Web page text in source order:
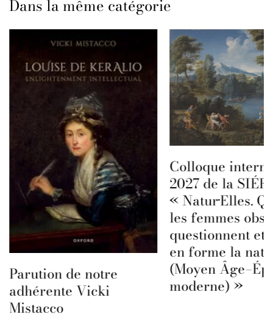
Dans la même catégorie
Parution de notre
adhérente Vicki
Mistacco
Colloque
2027 de la
« Natur·Elles.
les femmes
questionnent et
en forme la
(Moyen
moderne) »